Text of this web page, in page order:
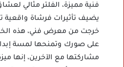
فنية مميزة، الفلتر مثالي
يضيف تأثيرات فرشاة واقعية
خرجت من معرض فني، هذه
على صورك وتمنحها لمسة
مشاركتها مع الآخرين، إنها